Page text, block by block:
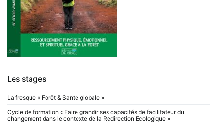
Les stages
La fresque « Forêt & Santé globale »
Cycle de formation « Faire grandir ses capacités de facilitateur du
changement dans le contexte de la Redirection Ecologique »